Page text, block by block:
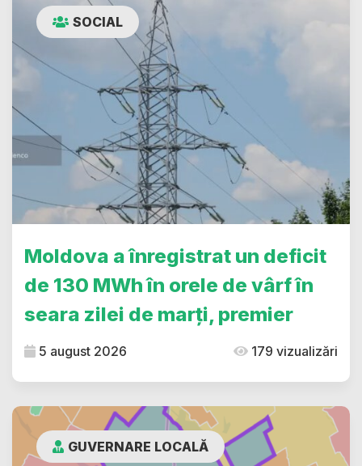
SOCIAL
Moldova a înregistrat un deficit
de 130 MWh în orele de vârf în
seara zilei de marți, premier
5 august 2026 179 vizualizări
GUVERNARE LOCALĂ